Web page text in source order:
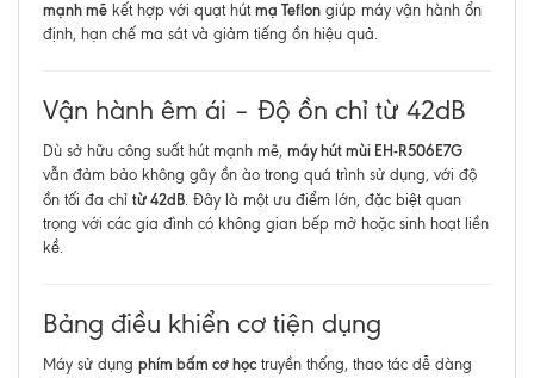
mạnh mẽ kết hợp với quạt hút mạ Teflon giúp máy vận hành ổn
định, hạn chế ma sát và giảm tiếng ồn hiệu quả.
Vận hành êm ái – Độ ồn chỉ từ 42dB
Dù sở hữu công suất hút mạnh mẽ, máy hút mùi EH-R506E7G
vẫn đảm bảo không gây ồn ào trong quá trình sử dụng, với độ
ồn tối đa chỉ từ 42dB. Đây là một ưu điểm lớn, đặc biệt quan
trọng với các gia đình có không gian bếp mở hoặc sinh hoạt liền
kề.
Bảng điều khiển cơ tiện dụng
Máy sử dụng phím bấm cơ học truyền thống, thao tác dễ dàng